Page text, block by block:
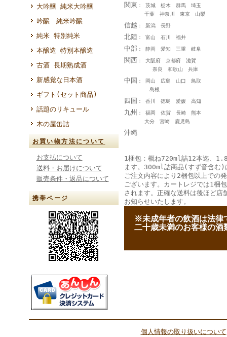
大吟醸 純米大吟醸
吟醸 純米吟醸
純米 特別純米
本醸造 特別本醸造
古酒 長期熟成酒
新感覚な日本酒
ギフト(セット商品)
話題のリキュール
木の屋缶詰
お買い物方法について
お支払について
送料・お届けについて
販売条件・返品について
携帯ページ
関東 ： 茨城 栃木 群馬 埼玉
千葉 神奈川 東京 山梨
信越 ： 新潟 長野
北陸： 富山 石川 福井
中部： 静岡 愛知 三重 岐阜
関西 ： 大阪府 京都府 滋賀
奈良 和歌山 兵庫
中国 ： 岡山 広島 山口 鳥取
島根
四国 ： 香川 徳島 愛媛 高知
九州 ： 福岡 佐賀 長崎 熊本
大分 宮崎 鹿児島
沖縄
1梱包：概ね720ml詰12本迄、
ます。300ml詰商品(すず音含む)
ご注文内容により2梱包以上での
ございます。カートレジでは1梱
されます。正確な送料は後ほど店
お知らせいたします。
※未成年者の飲酒は法律
二十歳未満のお客様の酒
個人情報の取り扱いについて